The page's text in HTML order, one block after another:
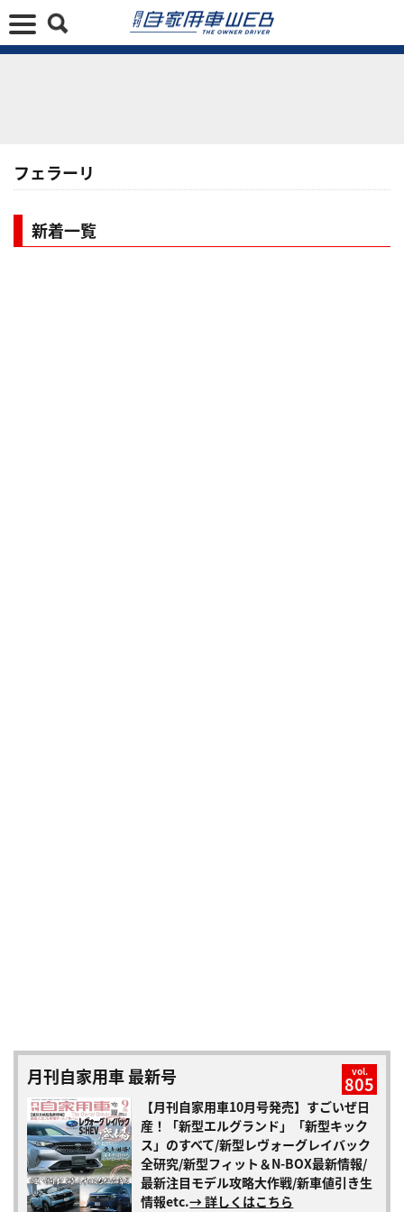
フェラーリ
新着一覧
月刊自家用車 最新号 vol.
805
【月刊自家用車10月号発売】すごいぜ日
産！「新型エルグランド」「新型キック
ス」のすべて/新型レヴォーグレイバック
全研究/新型フィット＆N-BOX最新情報/
最新注目モデル攻略大作戦/新車値引き生
情報etc.→ 詳しくはこちら